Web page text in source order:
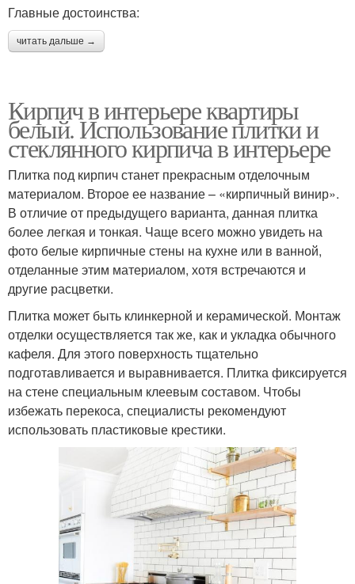
Главные достоинства:
читать дальше →
Кирпич в интерьере квартиры
белый. Использование плитки и
стеклянного кирпича в интерьере
Плитка под кирпич станет прекрасным отделочным
материалом. Второе ее название – «кирпичный винир».
В отличие от предыдущего варианта, данная плитка
более легкая и тонкая. Чаще всего можно увидеть на
фото белые кирпичные стены на кухне или в ванной,
отделанные этим материалом, хотя встречаются и
другие расцветки.
Плитка может быть клинкерной и керамической. Монтаж
отделки осуществляется так же, как и укладка обычного
кафеля. Для этого поверхность тщательно
подготавливается и выравнивается. Плитка фиксируется
на стене специальным клеевым составом. Чтобы
избежать перекоса, специалисты рекомендуют
использовать пластиковые крестики.